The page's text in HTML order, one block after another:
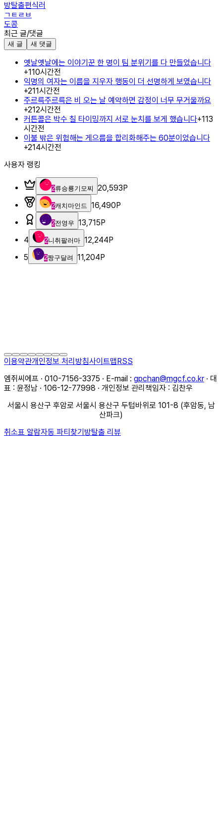
방탈출편식러
ㄱㅌㄹㅂ
도콩
최근 글/댓글
새 글 새 댓글
옛날옛날에는 이야기꾼 한 명이 팀 분위기를 다 만들었습니다
+110시간전
익명의 여자는 이름을 지우자 행동이 더 선명하게 보였습니다
+211시간전
주르륵주르륵은 비 오는 날 예약하면 감정이 너무 무거울까요
+212시간전
커튼콜은 박수 칠 타이밍까지 서로 눈치를 보게 했습니다+113
시간전
이불 밖은 위험해는 게으름을 합리화해주는 60분이었습니다
+214시간전
사용자 랭킹
2류승룡기모찌 20,593P
2캐치마인드 16,490P
2전영우 13,715P
4
2니취팔러마 12,244P
5
2짱구달려 11,204P
이용약관개인정보 처리방침사이트맵RSS
엠쥐씨에프 · 010-7156-3375 · E-mail : gpchan@mgcf.co.kr · 대
표 : 윤정남 · 106-12-77998 · 개인정보 관리책임자 : 김찬우
서울시 용산구 후암로 서울시 용산구 두텁바위로 101-8 (후암동, 남
산파크)
취소표 알람자동 파티찾기방탈출 리뷰